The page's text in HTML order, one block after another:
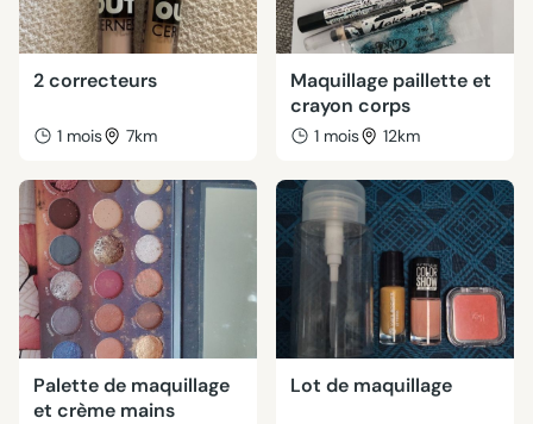
2 correcteurs
1 mois 7km
Maquillage paillette et
crayon corps
1 mois 12km
Palette de maquillage
et crème mains
Lot de maquillage